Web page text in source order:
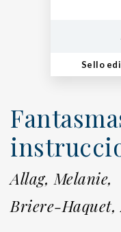
Sello
Allag, Melanie,
Briere-Haquet,